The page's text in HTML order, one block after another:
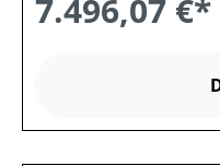
7.496,07 €*